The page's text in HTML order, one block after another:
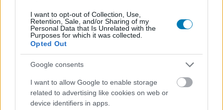
I want to opt-out of Collection, Use,
Retention, Sale, and/or Sharing of my
Personal Data that Is Unrelated with the
Purposes for which it was collected.
Opted Out
Google consents
I want to allow Google to enable storage
related to advertising like cookies on web or
device identifiers in apps.
SMASH by Meló-Diák: Homok, zene és a nyár legjobb
hangulata – Jön a második forduló! (X)
Július végén folytatódik a balatoni strandröplabda-
sorozat.